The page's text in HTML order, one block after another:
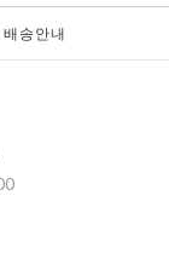
배송안내